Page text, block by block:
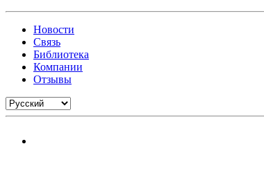
Новости
Связь
Библиотека
Компании
Отзывы